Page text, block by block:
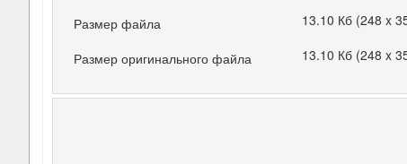
Размер файла
13.10 Кб (248 x
Размер оригинального файла 13.10 Кб (248 x